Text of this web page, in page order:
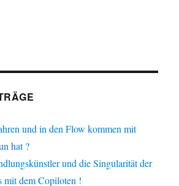
und in den Flow kommen mit
hat ?
und die Singularität der
dem Copiloten !